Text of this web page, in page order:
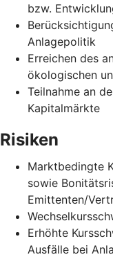
bzw.
Anlagepolitik
Erreichen des
ökologischen
Teilnahme an
Kapitalmärkte
Risiken
Marktbedingte
sowie
Emittenten/
Erhöhte
Ausfälle bei